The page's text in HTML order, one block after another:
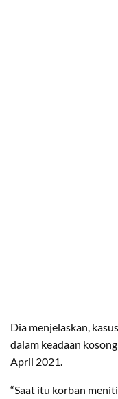
Dia menjelaskan,
dalam keadaan
April 2021.
“Saat itu korban